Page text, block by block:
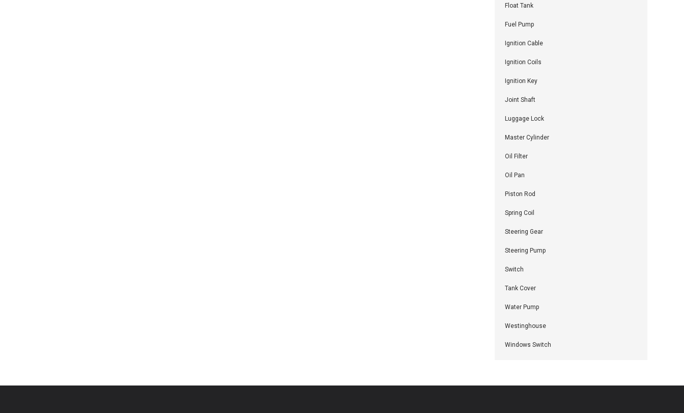
Float Tank
Fuel Pump
Ignition Cable
Ignition Coils
Ignition Key
Joint Shaft
Luggage Lock
Master Cylinder
Oil Filter
Oil Pan
Piston Rod
Spring Coil
Steering Gear
Steering Pump
Switch
Tank Cover
Water Pump
Westinghouse
Windows Switch